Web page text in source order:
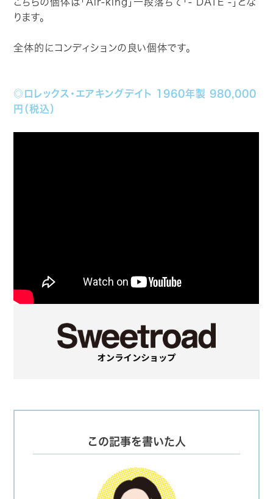
こちらの個体は「Air-king」一段落ちて「- DATE -」とな
ります。
全体的にコンディションの良い個体です。
◎ロレックス・エアキングデイト 1960年製 980,000
円（税込）
この記事を書いた人